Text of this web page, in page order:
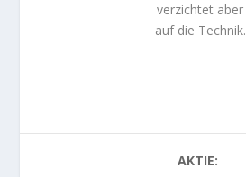
verzichtet aber
auf die Technik.
AKTIE: